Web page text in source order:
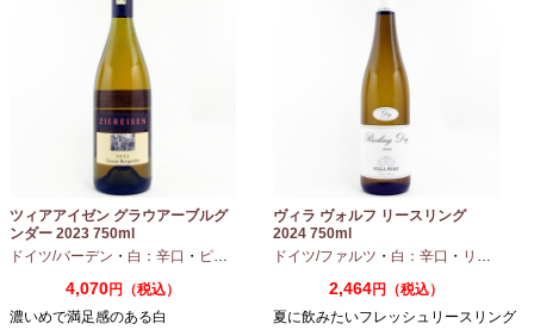
ツィアアイゼン グラウアーブルグ
ンダー 2023 750ml
ドイツ/バーデン ・ 白：辛口 ・ ピノグリ
4,070円（税込）
濃いめで満足感のある白
ヴィラ ヴォルフ リースリング
2024 750ml
ドイツ/ファルツ ・ 白：辛口 ・ リースリング
2,464円（税込）
夏に飲みたいフレッシュリースリング